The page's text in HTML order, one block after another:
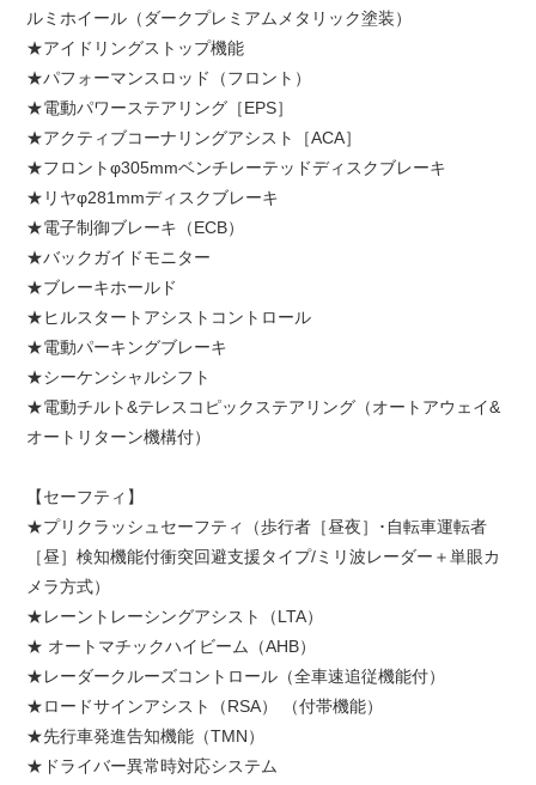
ルミホイール（ダークプレミアムメタリック塗装）
★アイドリングストップ機能
★パフォーマンスロッド（フロント）
★電動パワーステアリング［EPS］
★アクティブコーナリングアシスト［ACA］
★フロントφ305mmベンチレーテッドディスクブレーキ
★リヤφ281mmディスクブレーキ
★電子制御ブレーキ（ECB）
★バックガイドモニター
★ブレーキホールド
★ヒルスタートアシストコントロール
★電動パーキングブレーキ
★シーケンシャルシフト
★電動チルト&テレスコピックステアリング（オートアウェイ&
オートリターン機構付）
【セーフティ】
★プリクラッシュセーフティ（歩行者［昼夜］･自転車運転者
［昼］検知機能付衝突回避支援タイプ/ミリ波レーダー＋単眼カ
メラ方式）
★レーントレーシングアシスト（LTA）
★ オートマチックハイビーム（AHB）
★レーダークルーズコントロール（全車速追従機能付）
★ロードサインアシスト（RSA） （付帯機能）
★先行車発進告知機能（TMN）
★ドライバー異常時対応システム